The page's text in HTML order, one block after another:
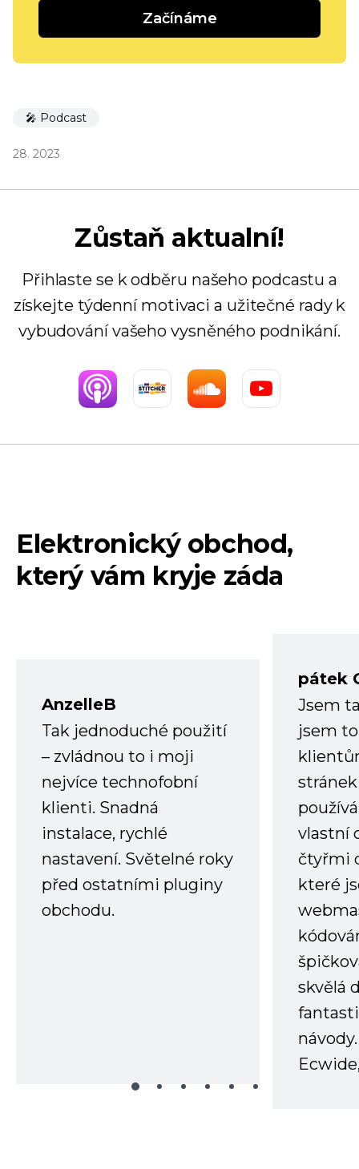
Začínáme
🎤 Podcast
28. 2023
Zůstaň aktualní!
Přihlaste se k odběru našeho podcastu a
získejte týdenní motivaci a užitečné rady k
vybudování vašeho vysněného podnikání.
Elektronický obchod,
který vám kryje záda
AnzelleB
Tak jednoduché použití
– zvládnou to i moji
nejvíce technofobní
klienti. Snadná
instalace, rychlé
nastavení. Světelné roky
před ostatními pluginy
obchodu.
pátek
Jsem
jsem
vlastní
čtyřmi
které
skvělá